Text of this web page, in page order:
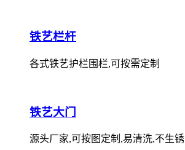
铁艺栏杆
各式铁艺护栏围栏,可按需定制
铁艺大门
源头厂家,可按图定制,易清洗,不生锈